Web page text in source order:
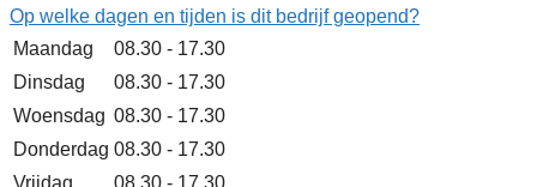
Op welke dagen en tijden is dit bedrijf geopend?
Maandag
08.30 - 17.30
Dinsdag
08.30 - 17.30
Woensdag 08.30 - 17.30
Donderdag 08.30 - 17.30
Vrijdag
08.30 - 17.30